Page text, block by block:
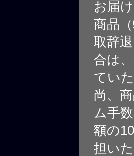
お届
商品
取辞
合は
てい
尚、
ム手
額の
担い